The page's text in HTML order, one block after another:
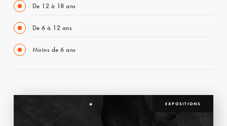
De 12 à 18 ans
De 6 à 12 ans
Moins de 6 ans
EXPOSITIONS